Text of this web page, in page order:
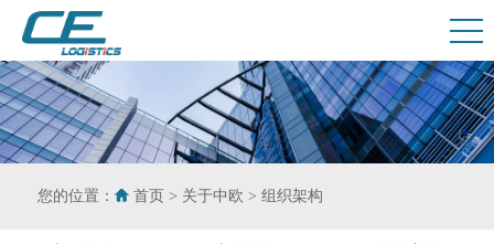
您的位置： 首页 > 关于中欧 > 组织架构